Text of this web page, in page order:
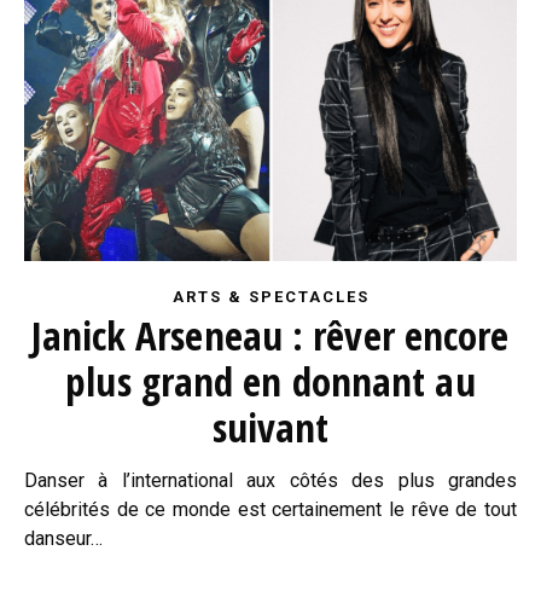
ARTS & SPECTACLES
Janick Arseneau : rêver encore
plus grand en donnant au
suivant
Danser à l’international aux côtés des plus grandes
célébrités de ce monde est certainement le rêve de tout
danseur…